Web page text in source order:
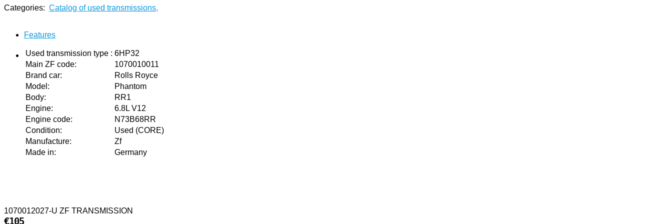
Categories: Catalog of used transmissions,
Features
Used transmission type : 6HP32
Main ZF code:
1070010011
Brand car:
Rolls Royce
Model :
Phantom
Body:
RR1
Engine:
6.8L V12
Engine code:
N73B68RR
Condition:
Used (CORE)
Manufacture:
Zf
Made in: Germany
1070012027-U ZF TRANSMISSION
€105